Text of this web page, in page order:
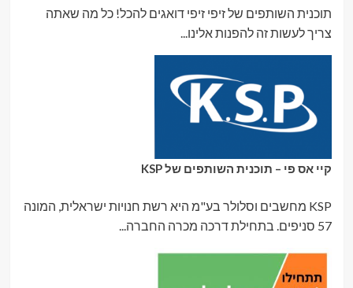
תוכנית השותפים של זיפי זיפי דואגים להכל! כל מה שאתה
צריך לעשות זה להפנות אלינו...
קיי אס פי – תוכנית השותפים של KSP
KSP מחשבים וסלולר בע"מ היא רשת חנויות ישראלית, המונה
57 סניפים. בתחילת דרכה מכרה החברה...